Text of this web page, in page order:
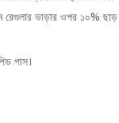
রেগুলার ভাড়ার ওপর ১০%
পাস।